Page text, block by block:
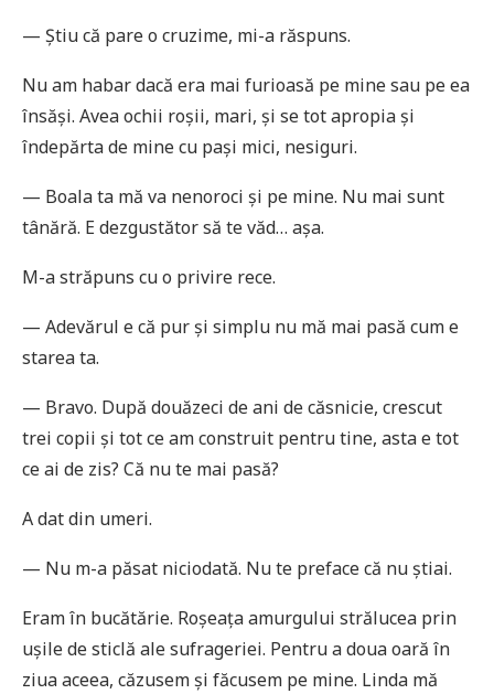
— Știu că pare o cruzime, mi-a răspuns.
Nu am habar dacă era mai furioasă pe mine sau pe ea
însăși. Avea ochii roșii, mari, și se tot apropia și
îndepărta de mine cu pași mici, nesiguri.
— Boala ta mă va nenoroci și pe mine. Nu mai sunt
tânără. E dezgustător să te văd… așa.
M-a străpuns cu o privire rece.
— Adevărul e că pur și simplu nu mă mai pasă cum e
starea ta.
— Bravo. După douăzeci de ani de căsnicie, crescut
trei copii și tot ce am construit pentru tine, asta e tot
ce ai de zis? Că nu te mai pasă?
A dat din umeri.
— Nu m-a păsat niciodată. Nu te preface că nu știai.
Eram în bucătărie. Roșeața amurgului strălucea prin
ușile de sticlă ale sufrageriei. Pentru a doua oară în
ziua aceea, căzusem și făcusem pe mine. Linda mă